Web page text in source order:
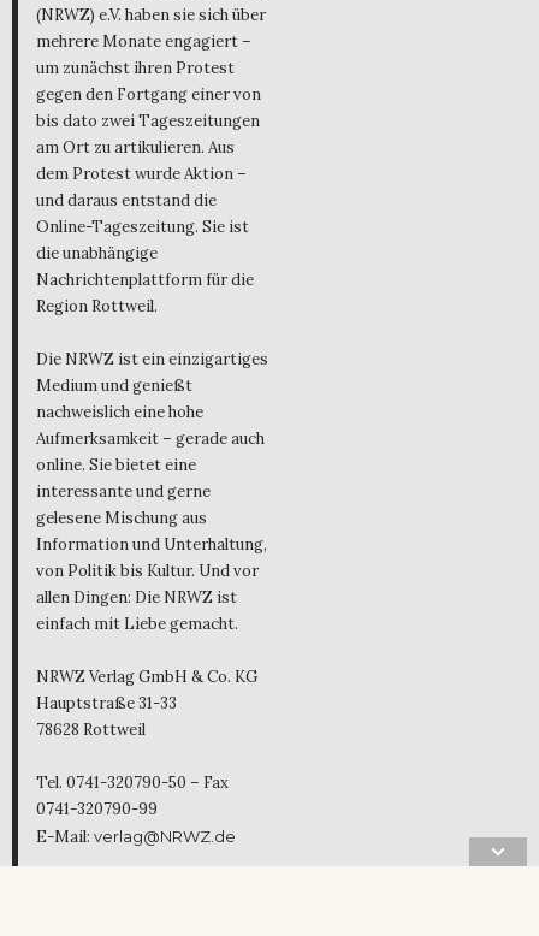
(NRWZ) e.V. haben sie sich über
mehrere Monate engagiert –
um zunächst ihren Protest
gegen den Fortgang einer von
bis dato zwei Tageszeitungen
am Ort zu artikulieren. Aus
dem Protest wurde Aktion –
und daraus entstand die
Online-Tageszeitung. Sie ist
die unabhängige
Nachrichtenplattform für die
Region Rottweil.
Die NRWZ ist ein einzigartiges
Medium und genießt
nachweislich eine hohe
Aufmerksamkeit – gerade auch
online. Sie bietet eine
interessante und gerne
gelesene Mischung aus
Information und Unterhaltung,
von Politik bis Kultur. Und vor
allen Dingen: Die NRWZ ist
einfach mit Liebe gemacht.
NRWZ Verlag GmbH & Co. KG
Hauptstraße 31-33
78628 Rottweil
Tel. 0741-320790-50 – Fax
0741-320790-99
E-Mail: verlag@NRWZ.de